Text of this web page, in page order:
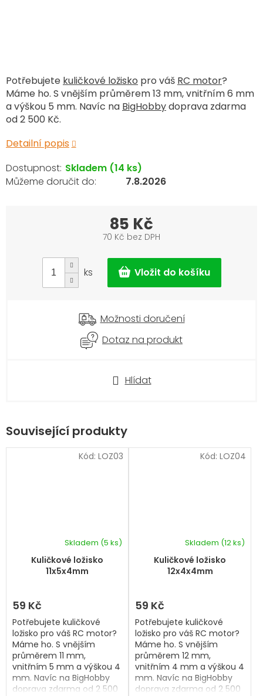
Potřebujete kuličkové ložisko pro váš RC motor?
Máme ho. S vnějším průměrem 13 mm, vnitřním 6 mm
a výškou 5 mm. Navíc na BigHobbydoprava zdarma
od 2 500 Kč.
Detailní popis
Hlídat
Skladem (14 ks)
7.8.2026
85 Kč
70 Kč bez DPH
cena:
ks
Možnosti doručení
Dotaz na produkt
Související produkty
Kuličkové ložisko
11x5x4mm
Skladem (5 ks)
59 Kč
Potřebujete kuličkové
ložisko pro váš RC motor?
Máme ho. S vnějším
průměrem 11 mm,
vnitřním 5 mm a výškou 4
mm. Navíc na BigHobby
doprava zdarma od 2 500
Kód: LOZ03
Kuličkové ložisko
12x4x4mm
Skladem (12 ks)
59 Kč
Potřebujete kuličkové
ložisko pro váš RC motor?
Máme ho. S vnějším
průměrem 12 mm,
vnitřním 4 mm a výškou 4
mm. Navíc na BigHobby
doprava zdarma od 2 500
Kód: LOZ04